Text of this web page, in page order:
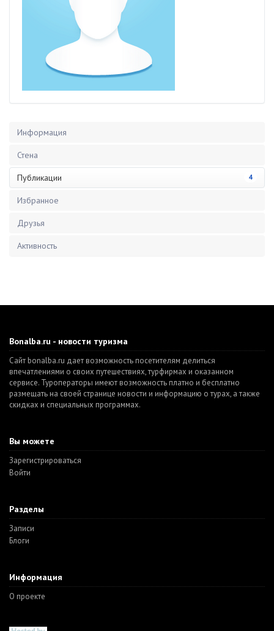
Информация
Стена
Публикации 4
Избранное
Друзья
Активность
Bonalba.ru - новости туризма
Сайт bonalba.ru дает возможность посетителям делиться
впечатлениями о своих путешествиях, турфирмах и оказанном
сервисе. Туроператоры имеют возможность платно и бесплатно
размещать на своей странице новости и информацию о турах, а также
скидках и специальных программах.
Вы можете
Зарегистрироваться
Войти
Разделы
Записи
Блоги
Информация
О проекте